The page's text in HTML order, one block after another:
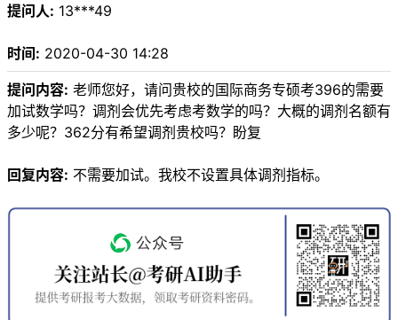
提问人: 13***49
时间: 2020-04-30 14:28
提问内容: 老师您好，请问贵校的国际商务专硕考396的需要
加试数学吗？调剂会优先考虑考数学的吗？大概的调剂名额有
多少呢？362分有希望调剂贵校吗？盼复
回复内容: 不需要加试。我校不设置具体调剂指标。